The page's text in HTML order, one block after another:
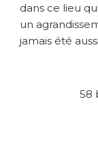
dans ce lieu
un
jamais été
58